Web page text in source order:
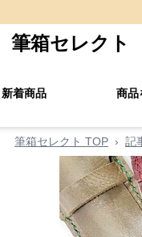
筆箱セレクト
新着商品 商品
筆箱セレクト TOP › 記